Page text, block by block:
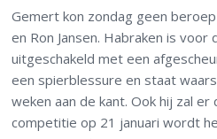
Gemert kon zondag geen
en Ron Jansen. Habraken is
uitgeschakeld met een
een spierblessure en staat
weken aan de kant. Ook hij zal
competitie op 21 januari wordt